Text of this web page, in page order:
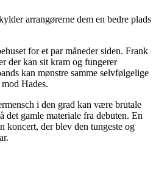
arrangørerne dem en bedre plads
for et par måneder siden. Frank
der kan sit kram og fungerer
kan mønstre samme selvfølgelige
Hades.
i den grad kan være brutale
gamle materiale fra debuten. En
koncert, der blev den tungeste og